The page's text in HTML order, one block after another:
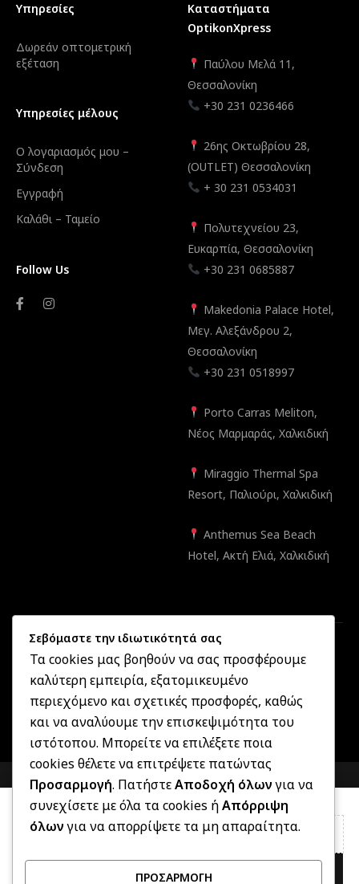
Υπηρεσίες
Δωρεάν οπτομετρική
εξέταση
Υπηρεσίες μέλους
Ο λογαριασμός μου –
Σύνδεση
Εγγραφή
Καλάθι – Ταμείο
Follow Us
Καταστήματα
OptikonXpress
Παύλου Μελά 11,
Θεσσαλονίκη
+30 231 0236466
26ης Οκτωβρίου 28,
(OUTLET) Θεσσαλονίκη
+ 30 231 0534031
Πολυτεχνείου 23,
Ευκαρπία, Θεσσαλονίκη
+30 231 0685887
Makedonia Palace Hotel,
Μεγ. Αλεξάνδρου 2,
Θεσσαλονίκη
+30 231 0518997
Porto Carras Meliton,
Νέος Μαρμαράς, Χαλκιδική
Miraggio Thermal Spa
Resort, Παλιούρι, Χαλκιδική
Anthemus Sea Beach
Hotel, Ακτή Ελιά, Χαλκιδική
Created by Informatique.gr2025 ©OptikonXpress.com
rights reserved
Σεβόμαστε την ιδιωτικότητά σας
Τα cookies μας βοηθούν να σας προσφέρουμε
καλύτερη εμπειρία, εξατομικευμένο
περιεχόμενο και σχετικές προσφορές, καθώς
και να αναλύουμε την επισκεψιμότητα του
ιστότοπου. Μπορείτε να επιλέξετε ποια
cookies θέλετε να επιτρέψετε πατώντας
Προσαρμογή. ΠατήστεΑποδοχή όλωνγια να
συνεχίσετε με όλα τα cookies ήΑπόρριψη
όλωνγια να απορρίψετε τα μη απαραίτητα.
ΠΡΟΣΑΡΜΟΓΉ
COMPARE
COMPARE